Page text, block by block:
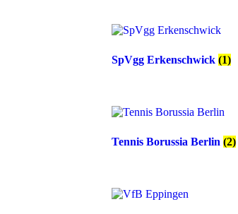
SpVgg Erkenschwick (1)
Tennis Borussia Berlin (2)